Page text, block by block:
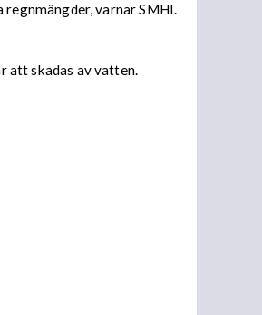
varnar SMHI.
att skadas av vatten.